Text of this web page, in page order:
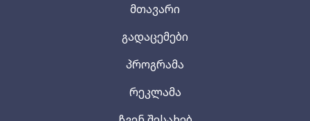
მთავარი
გადაცემები
პროგრამა
რეკლამა